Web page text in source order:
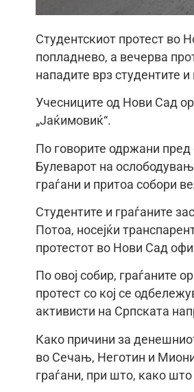
Студентскиот протест во
попладнево, а вечерва
нападите врз студентите
Учесниците од Нови Сад
„Јаќимовиќ“.
По говорите одржани пред
Булеварот на
граѓани и притоа собори
Студентите и граѓаните
Потоа, носејќи
протестот во Нови Сад
По овој собир, граѓаните
протест со кој се
активисти на Српската
Како причини за
во Сечањ, Неготин и
граѓани, при што, како